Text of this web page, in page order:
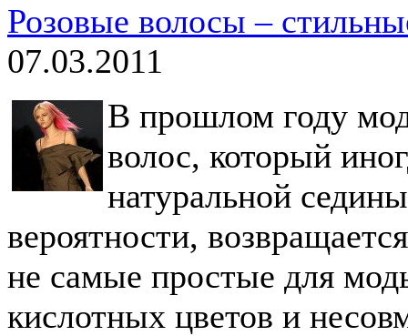
Розовые волосы –
07.03.2011
В прошлом году
волос, который
натуральной
вероятности,
не самые простые для
кислотных цветов и